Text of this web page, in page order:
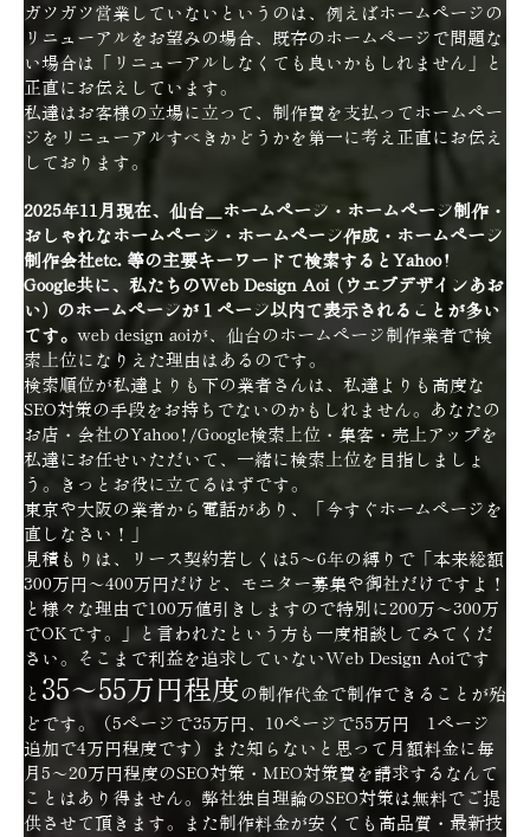
ガツガツ営業していないというのは、例えばホームページの
リニューアルをお望みの場合、既存のホームページで問題な
い場合は「リニューアルしなくても良いかもしれません」と
正直にお伝えしています。
私達はお客様の立場に立って、制作費を支払ってホームペー
ジをリニューアルすべきかどうかを第一に考え正直にお伝え
しております。
2025年11月現在、仙台＿ホームページ・ホームページ制作・
おしゃれなホームページ・ホームページ作成・ホームページ
制作会社etc. 等の主要キーワードで検索するとYahoo!
Google共に、私たちのWeb Design Aoi (ウエブデザインあお
い) のホームページが１ページ以内で表示されることが多い
です。 web design aoiが、仙台のホームページ制作業者で検
索上位になりえた理由はあるのです。
検索順位が私達よりも下の業者さんは、私達よりも高度な
SEO対策の手段をお持ちでないのかもしれません。あなたの
お店・会社のYahoo!/Google検索上位・集客・売上アップを
私達にお任せいただいて、一緒に検索上位を目指しましょ
う。きっとお役に立てるはずです。
東京や大阪の業者から電話があり、「今すぐホームページを
直しなさい！」
見積もりは、リース契約若しくは5～6年の縛りで「本来総額
300万円～400万円だけど、モニター募集や御社だけですよ！
と様々な理由で100万値引きしますので特別に200万～300万
でOKです。」と言われたという方も一度相談してみてくだ
さい。そこまで利益を追求していないWeb Design Aoiです
と 35～55万円程度の制作代金で制作できることが殆
どです。（5ページで35万円、10ページで55万円 1ページ
追加で4万円程度です）また知らないと思って月額料金に毎
月5～20万円程度のSEO対策・MEO対策費を請求するなんて
ことはあり得ません。弊社独自理論のSEO対策は無料でご提
供させて頂きます。また制作料金が安くても高品質・最新技